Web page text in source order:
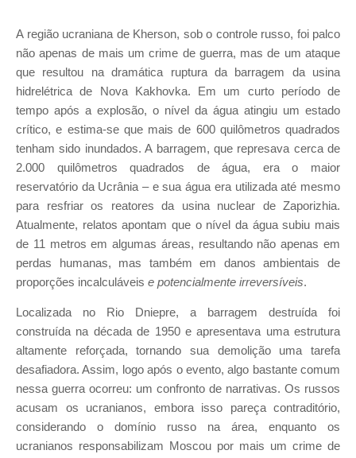
A região ucraniana de Kherson, sob o controle russo, foi palco
não apenas de mais um crime de guerra, mas de um ataque
que resultou na dramática ruptura da barragem da usina
hidrelétrica de Nova Kakhovka. Em um curto período de
tempo após a explosão, o nível da água atingiu um estado
crítico, e estima-se que mais de 600 quilômetros quadrados
tenham sido inundados. A barragem, que represava cerca de
2.000 quilômetros quadrados de água, era o maior
reservatório da Ucrânia – e sua água era utilizada até mesmo
para resfriar os reatores da usina nuclear de Zaporizhia.
Atualmente, relatos apontam que o nível da água subiu mais
de 11 metros em algumas áreas, resultando não apenas em
perdas humanas, mas também em danos ambientais de
proporções incalculáveis e potencialmente irreversíveis.
Localizada no Rio Dniepre, a barragem destruída foi
construída na década de 1950 e apresentava uma estrutura
altamente reforçada, tornando sua demolição uma tarefa
desafiadora. Assim, logo após o evento, algo bastante comum
nessa guerra ocorreu: um confronto de narrativas. Os russos
acusam os ucranianos, embora isso pareça contraditório,
considerando o domínio russo na área, enquanto os
ucranianos responsabilizam Moscou por mais um crime de